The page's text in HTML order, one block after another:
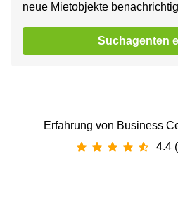
neue Mietobjekte
Suchagenten
Erfahrung von Business
4.4